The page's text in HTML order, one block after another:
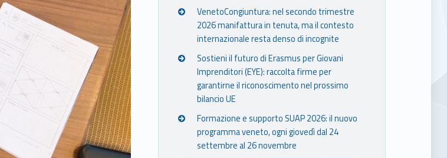
VenetoCongiuntura: nel secondo trimestre
2026 manifattura in tenuta, ma il contesto
internazionale resta denso di incognite
Sostieni il futuro di Erasmus per Giovani
Imprenditori (EYE): raccolta firme per
garantirne il riconoscimento nel prossimo
bilancio UE
Formazione e supporto SUAP 2026: il nuovo
programma veneto, ogni giovedì dal 24
settembre al 26 novembre